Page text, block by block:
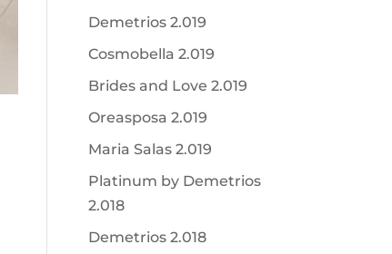
Demetrios 2.019
Cosmobella 2.019
Brides and Love 2.019
Oreasposa 2.019
Maria Salas 2.019
Platinum by Demetrios
2.018
Demetrios 2.018